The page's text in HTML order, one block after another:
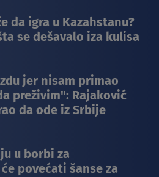
da igra u Kazahstanu?
se dešavalo iza kulisa
jer nisam primao
preživim": Rajaković
da ode iz Srbije
u borbi za
povećati šanse za